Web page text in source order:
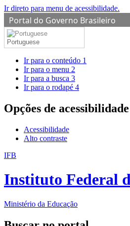
Ir direto para menu de acessibilidade.
Portal do Governo Brasileiro
Portuguese
Ir para o conteúdo 1
Ir para o menu 2
Ir para a busca 3
Ir para o rodapé 4
Opções de acessibilidade
Acessibilidade
Alto contraste
IFB
Instituto Federal
Ministério da Educação